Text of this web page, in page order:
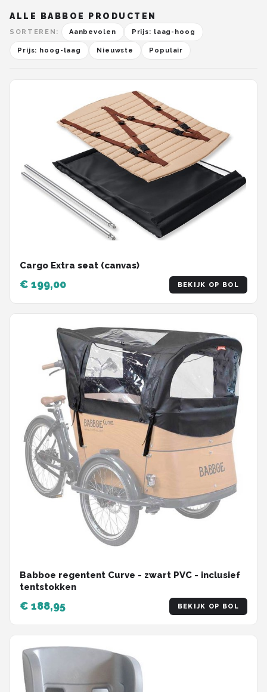
ALLE BABBOE PRODUCTEN
SORTEREN: Aanbevolen Prijs: laag-hoog
Prijs: hoog-laag Nieuwste Populair
Cargo Extra seat (canvas)
€ 199,00 BEKIJK OP BOL
Babboe regentent Curve - zwart PVC - inclusief
tentstokken
€ 188,95 BEKIJK OP BOL